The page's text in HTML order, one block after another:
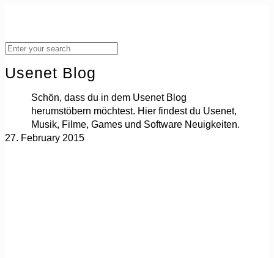
Usenet Blog
Schön, dass du in dem Usenet Blog
herumstöbern möchtest. Hier findest du Usenet,
Musik, Filme, Games und Software Neuigkeiten.
27. February 2015